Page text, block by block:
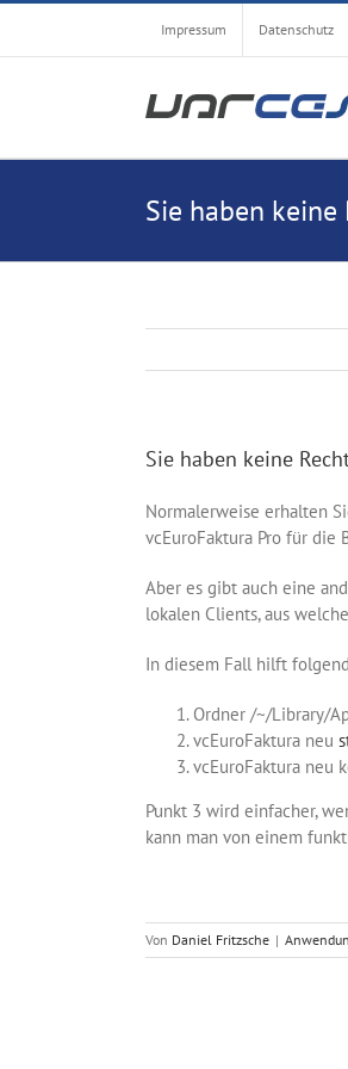
Zum
springen
Impressum Datenschutz
Sie haben
Sie haben keine
Normalerweise erhalten
vcEuroFaktura Pro für
Aber es gibt auch eine
lokalen Clients, aus
In diesem Fall hilft
Ordner /~/Library/
vcEuroFaktura neu
vcEuroFaktura neu
Punkt 3 wird einfacher,
kann man von einem
Von Daniel Fritzsche |